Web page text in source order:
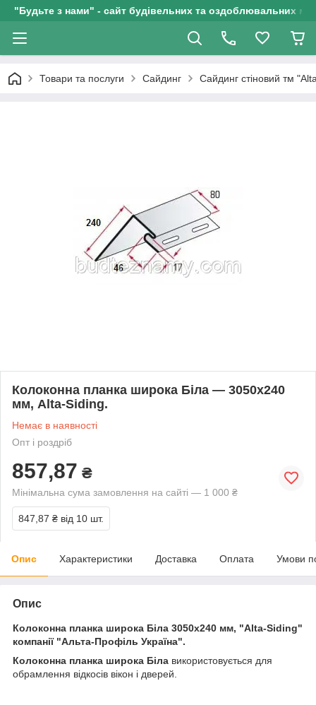
"Будьте з нами" - сайт будівельних та оздоблювальних
Товари та послуги Сайдинг Сайдинг стіновий тм
Колоконна планка широка Біла — 3050х240
мм, Alta-Siding.
Немає в наявності
Опт і роздріб
857,87 ₴
Мінімальна сума замовлення на сайті — 1 000 ₴
847,87 ₴ від 10 шт.
Опис Характеристики Доставка Оплата Умови
Опис
Колоконна планка широка Біла 3050х240 мм, "Alta-Siding"
компанії "Альта-Профіль Україна".
Колоконна планка широка Біла використовується для
обрамлення відкосів вікон і дверей.